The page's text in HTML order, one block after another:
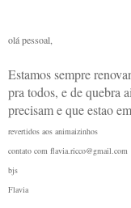
olá pessoal,
Estamos sempre
pra todos, e de quebra
precisam e que estao
revertidos aos animaizinhos
contato com flavia.ricco@gmail.com
bjs
Flavia